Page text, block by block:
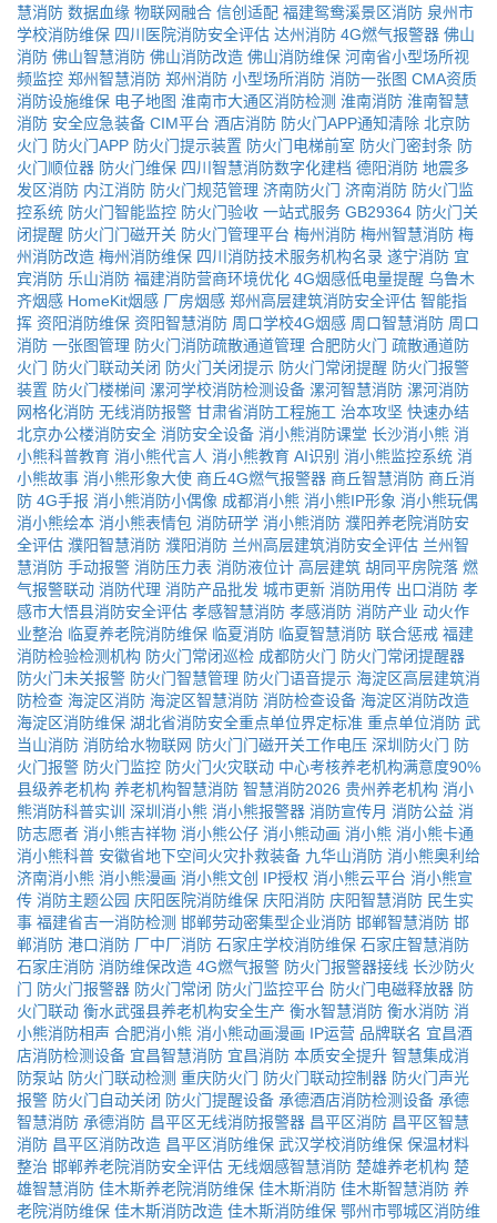
慧消防 数据血缘 物联网融合 信创适配 福建鸳鸯溪景区消防 泉州市
学校消防维保 四川医院消防安全评估 达州消防 4G燃气报警器 佛山
消防 佛山智慧消防 佛山消防改造 佛山消防维保 河南省小型场所视
频监控 郑州智慧消防 郑州消防 小型场所消防 消防一张图 CMA资质
消防设施维保 电子地图 淮南市大通区消防检测 淮南消防 淮南智慧
消防 安全应急装备 CIM平台 酒店消防 防火门APP通知清除 北京防
火门 防火门APP 防火门提示装置 防火门电梯前室 防火门密封条 防
火门顺位器 防火门维保 四川智慧消防数字化建档 德阳消防 地震多
发区消防 内江消防 防火门规范管理 济南防火门 济南消防 防火门监
控系统 防火门智能监控 防火门验收 一站式服务 GB29364 防火门关
闭提醒 防火门门磁开关 防火门管理平台 梅州消防 梅州智慧消防 梅
州消防改造 梅州消防维保 四川消防技术服务机构名录 遂宁消防 宜
宾消防 乐山消防 福建消防营商环境优化 4G烟感低电量提醒 乌鲁木
齐烟感 HomeKit烟感 厂房烟感 郑州高层建筑消防安全评估 智能指
挥 资阳消防维保 资阳智慧消防 周口学校4G烟感 周口智慧消防 周口
消防 一张图管理 防火门消防疏散通道管理 合肥防火门 疏散通道防
火门 防火门联动关闭 防火门关闭提示 防火门常闭提醒 防火门报警
装置 防火门楼梯间 漯河学校消防检测设备 漯河智慧消防 漯河消防
网格化消防 无线消防报警 甘肃省消防工程施工 治本攻坚 快速办结
北京办公楼消防安全 消防安全设备 消小熊消防课堂 长沙消小熊 消
小熊科普教育 消小熊代言人 消小熊教育 AI识别 消小熊监控系统 消
小熊故事 消小熊形象大使 商丘4G燃气报警器 商丘智慧消防 商丘消
防 4G手报 消小熊消防小偶像 成都消小熊 消小熊IP形象 消小熊玩偶
消小熊绘本 消小熊表情包 消防研学 消小熊消防 濮阳养老院消防安
全评估 濮阳智慧消防 濮阳消防 兰州高层建筑消防安全评估 兰州智
慧消防 手动报警 消防压力表 消防液位计 高层建筑 胡同平房院落 燃
气报警联动 消防代理 消防产品批发 城市更新 消防用传 出口消防 孝
感市大悟县消防安全评估 孝感智慧消防 孝感消防 消防产业 动火作
业整治 临夏养老院消防维保 临夏消防 临夏智慧消防 联合惩戒 福建
消防检验检测机构 防火门常闭巡检 成都防火门 防火门常闭提醒器
防火门未关报警 防火门智慧管理 防火门语音提示 海淀区高层建筑消
防检查 海淀区消防 海淀区智慧消防 消防检查设备 海淀区消防改造
海淀区消防维保 湖北省消防安全重点单位界定标准 重点单位消防 武
当山消防 消防给水物联网 防火门门磁开关工作电压 深圳防火门 防
火门报警 防火门监控 防火门火灾联动 中心考核养老机构满意度90%
县级养老机构 养老机构智慧消防 智慧消防2026 贵州养老机构 消小
熊消防科普实训 深圳消小熊 消小熊报警器 消防宣传月 消防公益 消
防志愿者 消小熊吉祥物 消小熊公仔 消小熊动画 消小熊 消小熊卡通
消小熊科普 安徽省地下空间火灾扑救装备 九华山消防 消小熊奥利给
济南消小熊 消小熊漫画 消小熊文创 IP授权 消小熊云平台 消小熊宣
传 消防主题公园 庆阳医院消防维保 庆阳消防 庆阳智慧消防 民生实
事 福建省吉一消防检测 邯郸劳动密集型企业消防 邯郸智慧消防 邯
郸消防 港口消防 厂中厂消防 石家庄学校消防维保 石家庄智慧消防
石家庄消防 消防维保改造 4G燃气报警 防火门报警器接线 长沙防火
门 防火门报警器 防火门常闭 防火门监控平台 防火门电磁释放器 防
火门联动 衡水武强县养老机构安全生产 衡水智慧消防 衡水消防 消
小熊消防相声 合肥消小熊 消小熊动画漫画 IP运营 品牌联名 宜昌酒
店消防检测设备 宜昌智慧消防 宜昌消防 本质安全提升 智慧集成消
防泵站 防火门联动检测 重庆防火门 防火门联动控制器 防火门声光
报警 防火门自动关闭 防火门提醒设备 承德酒店消防检测设备 承德
智慧消防 承德消防 昌平区无线消防报警器 昌平区消防 昌平区智慧
消防 昌平区消防改造 昌平区消防维保 武汉学校消防维保 保温材料
整治 邯郸养老院消防安全评估 无线烟感智慧消防 楚雄养老机构 楚
雄智慧消防 佳木斯养老院消防维保 佳木斯消防 佳木斯智慧消防 养
老院消防维保 佳木斯消防改造 佳木斯消防维保 鄂州市鄂城区消防维